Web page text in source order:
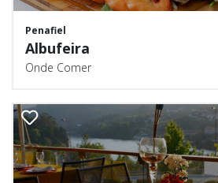
Penafiel
Albufeira
Onde Comer